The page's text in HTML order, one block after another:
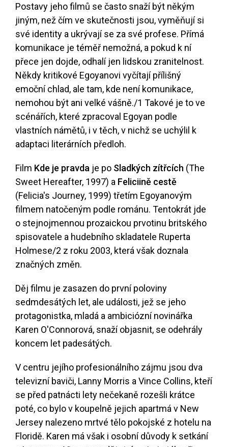
Postavy jeho filmů se často snaží být někým
jiným, než čím ve skutečnosti jsou, vyměňují si
své identity a ukrývají se za své profese. Přímá
komunikace je téměř nemožná, a pokud k ní
přece jen dojde, odhalí jen lidskou zranitelnost.
Někdy kritikové Egoyanovi vyčítají přílišný
emoční chlad, ale tam, kde není komunikace,
nemohou být ani velké vášně./1 Takové je to ve
scénářích, které zpracoval Egoyan podle
vlastních námětů, i v těch, v nichž se uchýlil k
adaptaci literárních předloh.
Film Kde je pravda je po Sladkých zítřcích (The
Sweet Hereafter, 1997) a Feliciině cestě
(Felicia's Journey, 1999) třetím Egoyanovým
filmem natočeným podle románu. Tentokrát jde
o stejnojmennou prozaickou prvotinu britského
spisovatele a hudebního skladatele Ruperta
Holmese/2 z roku 2003, která však doznala
značných změn.
Děj filmu je zasazen do první poloviny
sedmdesátých let, ale události, jež se jeho
protagonistka, mladá a ambiciózní novinářka
Karen O'Connorová, snaží objasnit, se odehrály
koncem let padesátých.
V centru jejího profesionálního zájmu jsou dva
televizní baviči, Lanny Morris a Vince Collins, kteří
se před patnácti lety nečekaně rozešli krátce
poté, co bylo v koupelně jejich apartmá v New
Jersey nalezeno mrtvé tělo pokojské z hotelu na
Floridě. Karen má však i osobní důvody k setkání